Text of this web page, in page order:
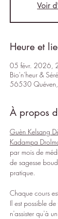
Voir
Heure et
05 févr. 2026,
Bio'n'heur &
56530 Quéven,
À propos
Guèn Kelsang
Kadampa
par mois de
de sagesse
pratique.
Chaque cours
Il est possible
n'assister qu'à